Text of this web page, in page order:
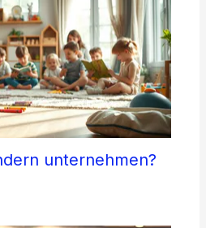
unternehmen?